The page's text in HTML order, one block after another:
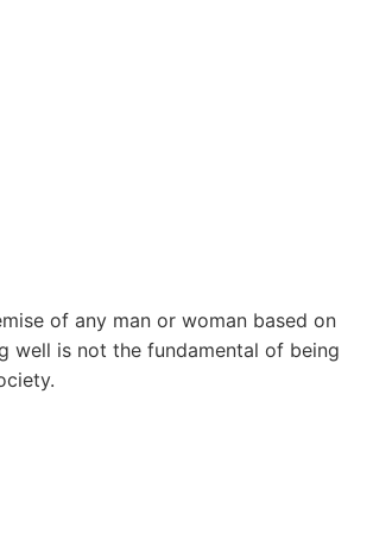
of any man or woman based on
well is not the fundamental of being